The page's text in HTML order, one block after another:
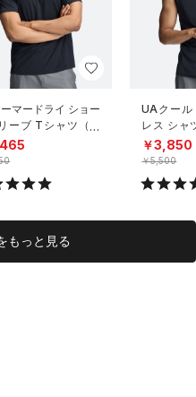
マードライ ショー
ーブ Tシャツ（ト
ング/MEN）
UAクール
レス シャ
グ/MEN）
￥3,850
￥5,500
もっと見る